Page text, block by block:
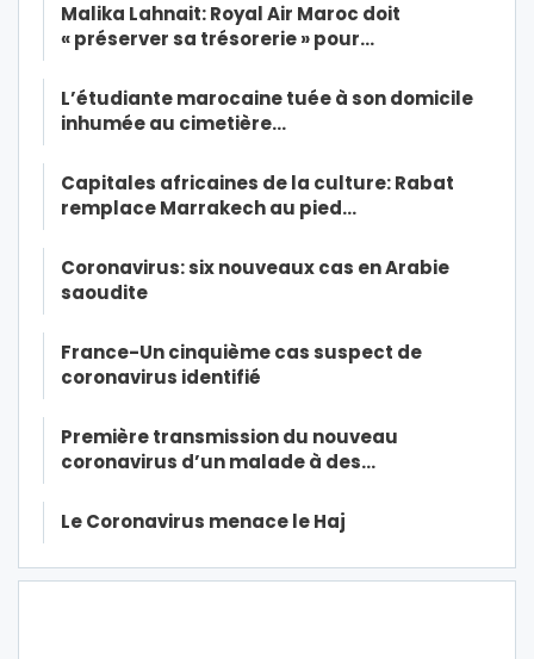
Malika Lahnait: Royal Air Maroc doit
« préserver sa trésorerie » pour…
L’étudiante marocaine tuée à son domicile
inhumée au cimetière…
Capitales africaines de la culture: Rabat
remplace Marrakech au pied…
Coronavirus: six nouveaux cas en Arabie
saoudite
France-Un cinquième cas suspect de
coronavirus identifié
Première transmission du nouveau
coronavirus d’un malade à des…
Le Coronavirus menace le Haj